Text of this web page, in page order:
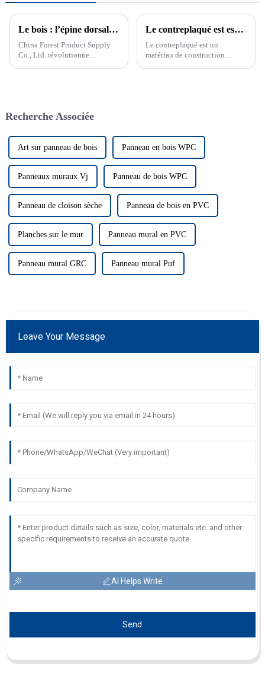
Le bois : l’épine dorsale de la construction durable
China Forest Product Supply
Co., Ltd. révolutionne
bois, l'entreprise est...
Le contreplaqué est essentiel pour la construction
Le contreplaqué est un
matériau de construction
Recherche Associée
Art sur panneau de bois Panneau en bois WPC
Panneaux muraux Vj Panneau de bois WPC
Panneau de cloison sèche Panneau de bois en PVC
Planches sur le mur Panneau mural en PVC
Panneau mural GRC Panneau mural Puf
Leave Your Message
AI Helps Write
Send